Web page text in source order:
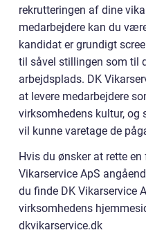
rekrutteringen af dine
medarbejdere kan du
kandidat er grundigt
til såvel stillingen som til
arbejdsplads. DK
at levere medarbejdere
virksomhedens kultur, og
vil kunne varetage de
Hvis du ønsker at rette
Vikarservice ApS
du finde DK Vikarservice
virksomhedens
dkvikarservice.dk